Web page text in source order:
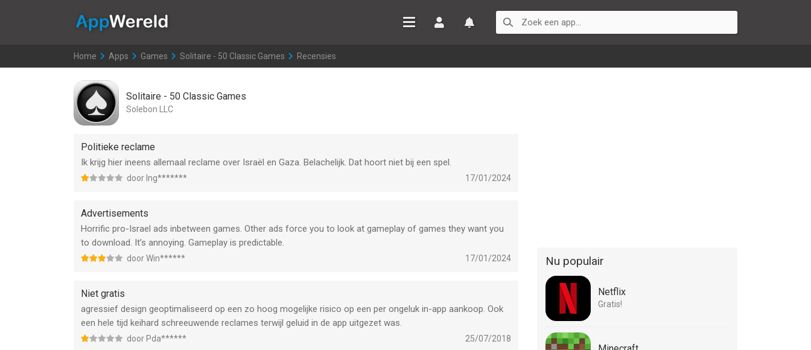
Home >
Apps >
Games >
Solitaire - 50 Classic Games >
Recensies
Solitaire - 50 Classic Games
Solebon LLC
Politieke reclame
Ik krijg hier ineens allemaal reclame over Israël en Gaza. Belachelijk. Dat hoort niet bij een spel.
door Ing******* 17/01/2024
Advertisements
Horrific pro-Israel ads inbetween games. Other ads force you to look at gameplay of games they want you
to download. It’s annoying. Gameplay is predictable.
door Win****** 17/01/2024
Niet gratis
agressief design geoptimaliseerd op een zo hoog mogelijke risico op een per ongeluk in-app aankoop. Ook
een hele tijd keihard schreeuwende reclames terwijl geluid in de app uitgezet was.
door Pda****** 25/07/2018
Nu populair
Netflix
Gratis!